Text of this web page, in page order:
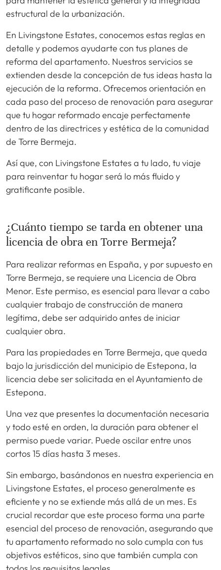
estructural de la urbanización.
En Livingstone Estates, conocemos estas reglas en
detalle y podemos ayudarte con tus planes de
reforma del apartamento. Nuestros servicios se
extienden desde la concepción de tus ideas hasta la
ejecución de la reforma. Ofrecemos orientación en
cada paso del proceso de renovación para asegurar
que tu hogar reformado encaje perfectamente
dentro de las directrices y estética de la comunidad
de Torre Bermeja.
Así que, con Livingstone Estates a tu lado, tu viaje
para reinventar tu hogar será lo más fluido y
gratificante posible.
¿Cuánto tiempo se tarda en obtener una
licencia de obra en Torre Bermeja?
Para realizar reformas en España, y por supuesto en
Torre Bermeja, se requiere una Licencia de Obra
Menor. Este permiso, es esencial para llevar a cabo
cualquier trabajo de construcción de manera
legítima, debe ser adquirido antes de iniciar
cualquier obra.
Para las propiedades en Torre Bermeja, que queda
bajo la jurisdicción del municipio de Estepona, la
licencia debe ser solicitada en el Ayuntamiento de
Estepona.
Una vez que presentes la documentación necesaria
y todo esté en orden, la duración para obtener el
permiso puede variar. Puede oscilar entre unos
cortos 15 días hasta 3 meses.
Sin embargo, basándonos en nuestra experiencia en
Livingstone Estates, el proceso generalmente es
eficiente y no se extiende más allá de un mes. Es
crucial recordar que este proceso forma una parte
esencial del proceso de renovación, asegurando que
tu apartamento reformado no solo cumpla con tus
objetivos estéticos, sino que también cumpla con